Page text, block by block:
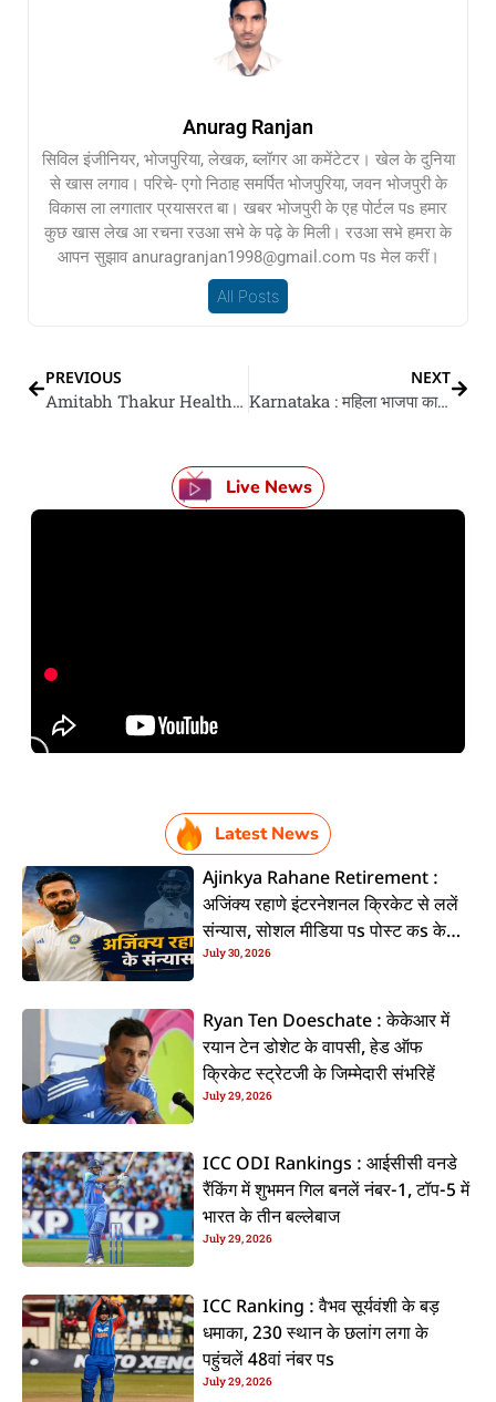
Anurag Ranjan
सिविल इंजीनियर, भोजपुरिया, लेखक, ब्लॉगर आ कमेंटेटर। खेल के दुनिया
से खास लगाव। परिचे- एगो निठाह समर्पित भोजपुरिया, जवन भोजपुरी के
विकास ला लगातार प्रयासरत बा। खबर भोजपुरी के एह पोर्टल पs हमार
कुछ खास लेख आ रचना रउआ सभे के पढ़े के मिली। रउआ सभे हमरा के
आपन सुझाव anuragranjan1998@gmail.com पs मेल करीं।
All Posts
PREVIOUS
Amitabh Thakur Health Update : देवरिया जेल में बंद पूर्व आईपीएस अमिताभ ठाकुर के तबीयत बिगड़ल, सीना में तेज दरद के बाद आधा रात के गोरखपुर रेफर भइलें, हार्ट अटैक के आशंका
NEXT
Karnataka : महिला भाजपा कार्यकर्ता से पुलिस झड़प, हिरासत में कपड़ा फाड़े के आरोप
Live News
Latest News
Ajinkya Rahane Retirement :
अजिंक्य रहाणे इंटरनेशनल क्रिकेट से ललें
संन्यास, सोशल मीडिया पs पोस्ट कs के
कइलें एलान
July 30, 2026
Ryan Ten Doeschate : केकेआर में
रयान टेन डोशेट के वापसी, हेड ऑफ
क्रिकेट स्ट्रेटजी के जिम्मेदारी संभरिहें
July 29, 2026
ICC ODI Rankings : आईसीसी वनडे
रैंकिंग में शुभमन गिल बनलें नंबर-1, टॉप-5 में
भारत के तीन बल्लेबाज
July 29, 2026
ICC Ranking : वैभव सूर्यवंशी के बड़
धमाका, 230 स्थान के छलांग लगा के
पहुंचलें 48वां नंबर पs
July 29, 2026